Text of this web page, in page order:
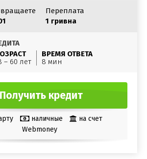
Переплата
1 гривна
– 60 лет
ВРЕМЯ ОТВЕТА
8 мин
Получить кредит
наличные
на счет
Webmoney